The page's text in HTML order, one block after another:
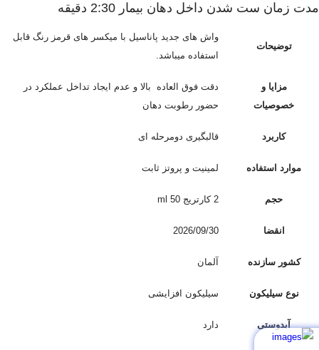
مدت زمان ست شدن داخل دهان بیمار 2:30 دقیقه
توضیحات
واش های جدید پاناسیل با میکسر های قرمز رنگ قابل
استفاده میباشد.
مزایا و
خصوصیات
دقت فوق العاده بالا و عدم ایجاد تداخل عملکرد در
حضور رطوبت دهان
کاربرد قالبگیری دومرحله ای
موارد استفاده لمینیت و پروتز ثابت
حجم 2 کارتریج 50 ml
انقضا 2026/09/30
کشور سازنده آلمان
نوع سیلیکون سیلیکون افزایشی
آبدوستی دارد